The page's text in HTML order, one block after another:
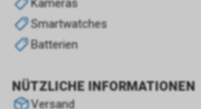
Kameras
Smartwatches
Batterien
NÜTZLICHE INFORMATIONEN
Versand